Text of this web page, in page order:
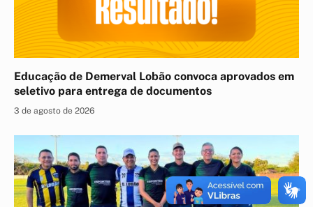
Educação de Demerval Lobão convoca aprovados em
seletivo para entrega de documentos
3 de agosto de 2026